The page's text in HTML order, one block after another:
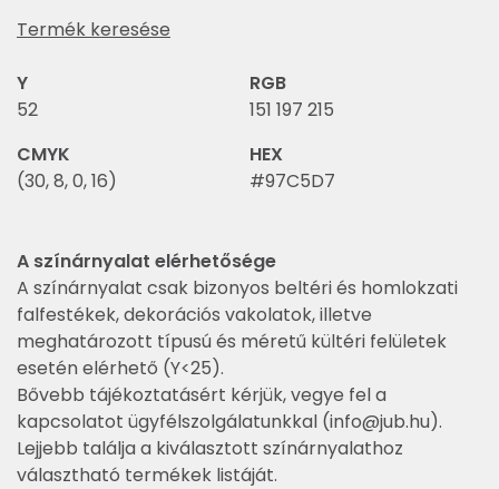
Termék keresése
Y
52
RGB
151 197 215
CMYK
(30, 8, 0, 16)
HEX
#97C5D7
A színárnyalat elérhetősége
A színárnyalat csak bizonyos beltéri és homlokzati
falfestékek, dekorációs vakolatok, illetve
meghatározott típusú és méretű kültéri felületek
esetén elérhető (Y<25).
Bővebb tájékoztatásért kérjük, vegye fel a
kapcsolatot ügyfélszolgálatunkkal (info@jub.hu).
Lejjebb találja a kiválasztott színárnyalathoz
választható termékek listáját.